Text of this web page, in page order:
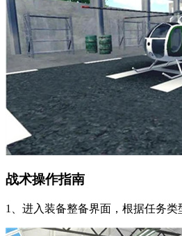
战术操作指南
1、进入装备整备界面，根据任务